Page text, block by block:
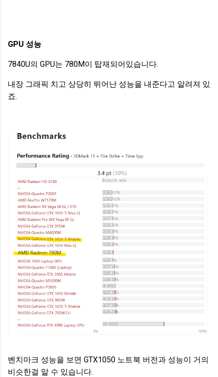
GPU 성능
7840U의 GPU는 780M이 탑재되어있습니다.
내장 그래픽 치고 상당히 뛰어난 성능을 내준다고 알려져 있
죠.
벤치마크 성능을 보면 GTX1050 노트북 버전과 성능이 거의
비슷한걸 알 수 있습니다.